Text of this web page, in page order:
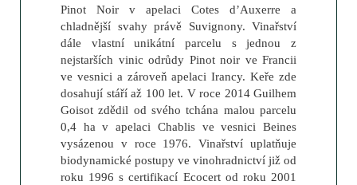
Pinot Noir v apelaci Cotes d’Auxerre a
chladnější svahy právě Suvignony. Vinařství
dále vlastní unikátní parcelu s jednou z
nejstarších vinic odrůdy Pinot noir ve Francii
ve vesnici a zároveň apelaci Irancy. Keře zde
dosahují stáří až 100 let. V roce 2014 Guilhem
Goisot zdědil od svého tchána malou parcelu
0,4 ha v apelaci Chablis ve vesnici Beines
vysázenou v roce 1976. Vinařství uplatňuje
biodynamické postupy ve vinohradnictví již od
roku 1996 s certifikací Ecocert od roku 2001